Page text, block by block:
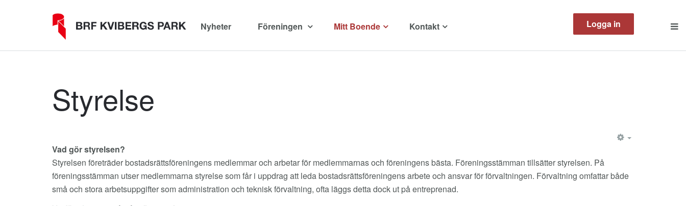
Nyheter Föreningen Mitt Boende Kontakt Logga in
Styrelse
Vad gör styrelsen?
Styrelsen företräder bostadsrättsföreningens medlemmar och arbetar för medlemmarnas och föreningens bästa. Föreningsstämman tillsätter styrelsen. På
föreningsstämman utser medlemmarna styrelse som får i uppdrag att leda bostadsrättsföreningens arbete och ansvar för förvaltningen. Förvaltning omfattar både
små och stora arbetsuppgifter som administration och teknisk förvaltning, ofta läggs detta dock ut på entreprenad.